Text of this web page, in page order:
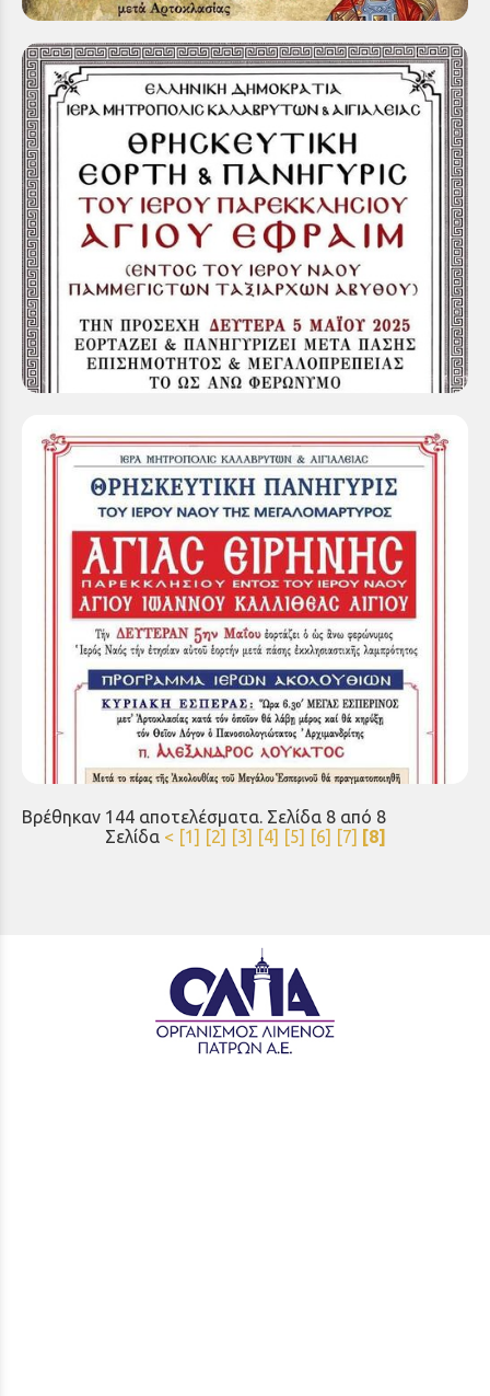
Θρησκευτική πανήγυρις Αγιου Εφραίμ
(παρεκκλησιο εντός του Ι.Ν. Ταξιαρχων Αβύθου)
Σάββατο 03 Μαΐ 2025
Θρησκευτική Πανήγυρις Αγίας Ειρήνης
(Παρεκκλήσιον εντός του Ιερού Ναού Αγίου
Ιωάννου Καλλιθέας Αιγίου)
Σάββατο 03 Μαΐ 2025
Βρέθηκαν 144 αποτελέσματα. Σελίδα 8 από 8
Σελίδα < [1] [2] [3] [4] [5] [6] [7] [8]